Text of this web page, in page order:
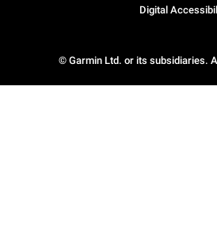
© Garmin Ltd. or its subsidiaries.
Digital